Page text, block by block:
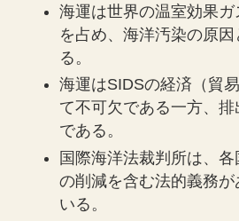
海運は世界の温室効果
を占め、海洋汚染の原
る。
海運はSIDSの経済（貿
て不可欠である一方、
である。
国際海洋法裁判所は、
の削減を含む法的義務が
いる。